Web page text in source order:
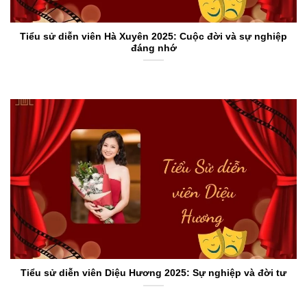
Tiểu sử diễn viên Hà Xuyên 2025: Cuộc đời và sự nghiệp
đáng nhớ
Tiểu sử diễn viên Diệu Hương 2025: Sự nghiệp và đời tư